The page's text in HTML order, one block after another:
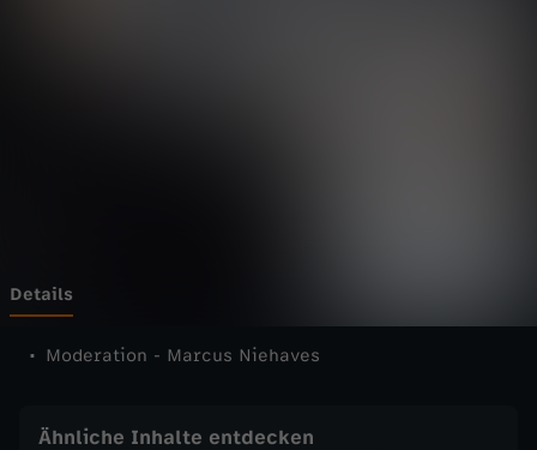
s
c
Details
Moderation - Marcus Niehaves
Ähnliche Inhalte entdecken